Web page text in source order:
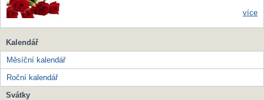
více
Kalendář
Měsíční kalendář
Roční kalendář
Svátky